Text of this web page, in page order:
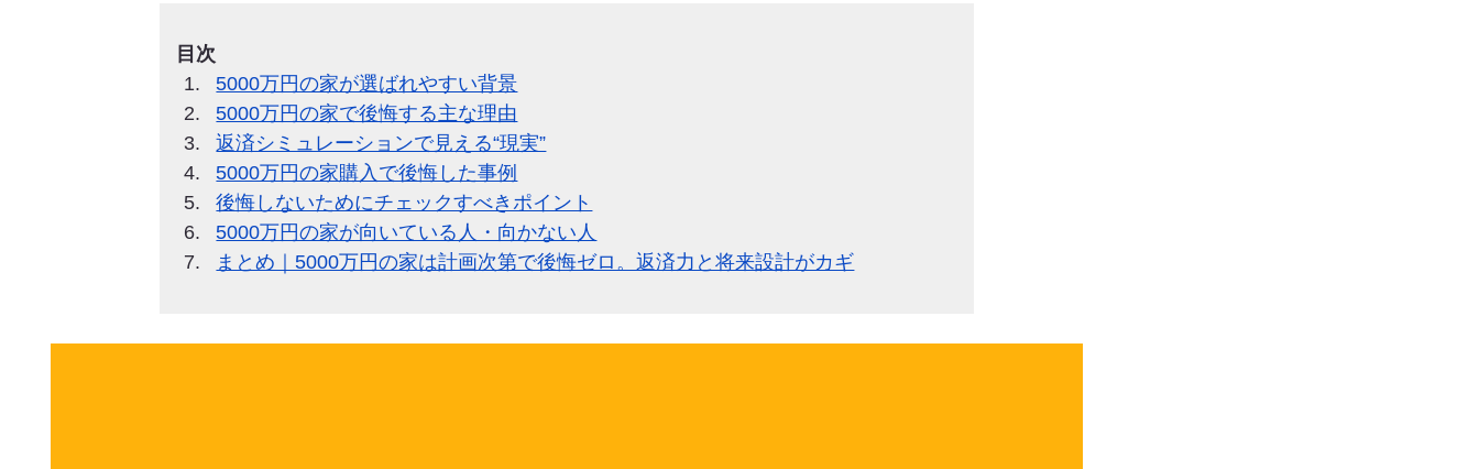
目次
5000万円の家が選ばれやすい背景
5000万円の家で後悔する主な理由
返済シミュレーションで見える“現実”
5000万円の家購入で後悔した事例
後悔しないためにチェックすべきポイント
5000万円の家が向いている人・向かない人
まとめ｜5000万円の家は計画次第で後悔ゼロ。返済力と将来設計がカギ